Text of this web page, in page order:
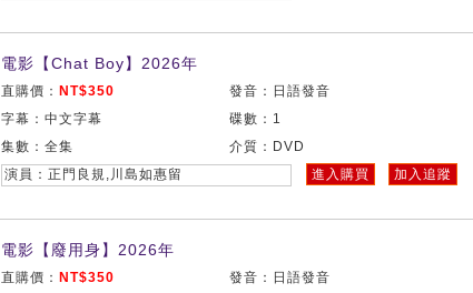
電影【Chat Boy】2026年
直購價： NT$350
發音：日語發音
字幕：中文字幕
碟數：1
集數：全集
介質：DVD
演員：正門良規,川島如惠留
進入購買 加入追蹤
電影【廢用身】2026年
直購價： NT$350
發音：日語發音